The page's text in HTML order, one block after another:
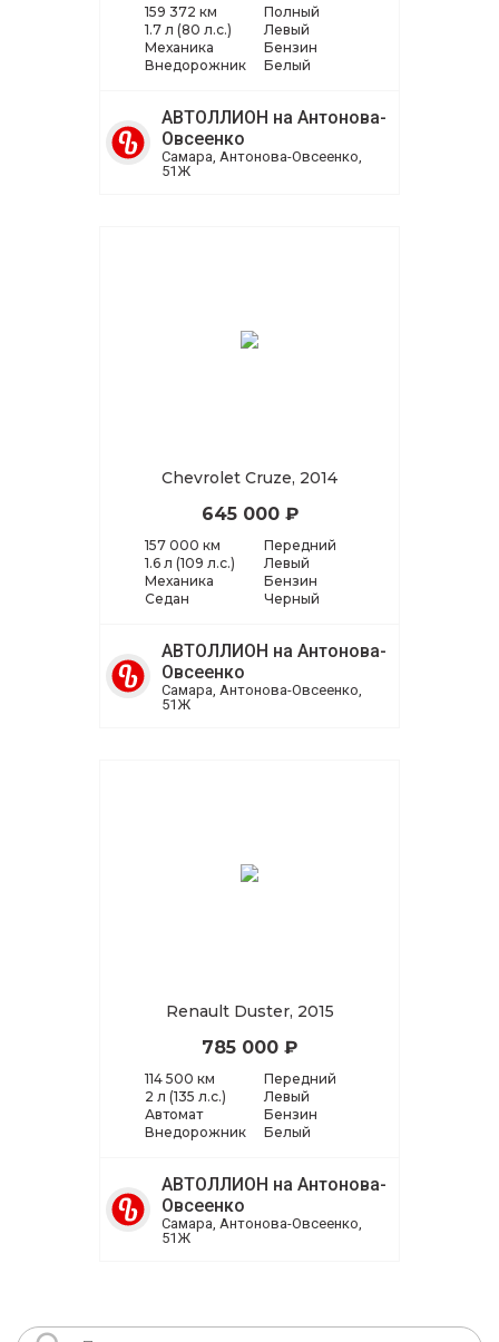
159 372 км
1.7 л (80 л.с.)
Механика
Внедорожник
Полный
Левый
Бензин
Белый
АВТОЛЛИОН на Антонова-
Овсеенко
Самара, Антонова-Овсеенко,
51Ж
Chevrolet Cruze, 2014
645 000 ₽
157 000 км
1.6 л (109 л.с.)
Механика
Седан
Передний
Левый
Бензин
Черный
АВТОЛЛИОН на Антонова-
Овсеенко
Самара, Антонова-Овсеенко,
51Ж
Renault Duster, 2015
785 000 ₽
114 500 км
2 л (135 л.с.)
Автомат
Внедорожник
Передний
Левый
Бензин
Белый
АВТОЛЛИОН на Антонова-
Овсеенко
Самара, Антонова-Овсеенко,
51Ж